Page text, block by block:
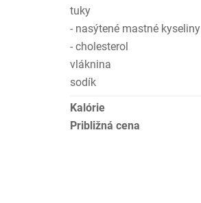
tuky
- nasýtené mastné kyseliny
- cholesterol
vláknina
sodík
Kalórie
Približná cena